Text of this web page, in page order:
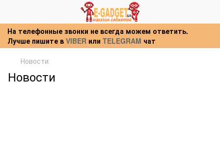
На телефонные звонки не всегда можем ответить.
Лучше пишите в VIBER или TELEGRAM чат
Новости
Новости